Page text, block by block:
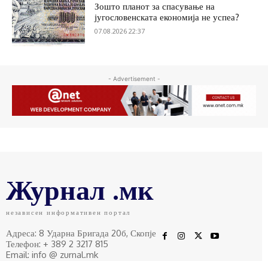
Зошто планот за спасување на
југословенската економија не успеа?
07.08.2026 22:37
- Advertisement -
Журнал .мк
независен информативен портал
Адреса: 8 Ударна Бригада 20б, Скопје
Телефон: + 389 2 3217 815
Email: info @ zurnal.mk